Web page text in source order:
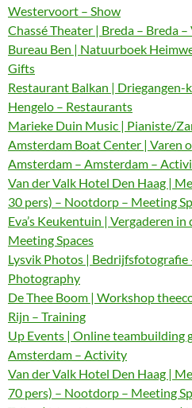
Westervoort – Show
Chassé Theater | Breda – Breda –
Bureau Ben | Natuurboek
Gifts
Restaurant Balkan | Driegangen-
Hengelo – Restaurants
Marieke Duin Music | Pianiste/
Amsterdam Boat Center | Varen
Amsterdam – Amsterdam –
Van der Valk Hotel Den Haag |
30 pers) – Nootdorp – Meeting
Eva’s Keukentuin | Vergaderen
Meeting Spaces
Lysvik Photos | Bedrijfsfotografie
Photography
De Thee Boom | Workshop
Rijn – Training
Up Events | Online teambuilding
Amsterdam – Activity
Van der Valk Hotel Den Haag |
70 pers) – Nootdorp – Meeting